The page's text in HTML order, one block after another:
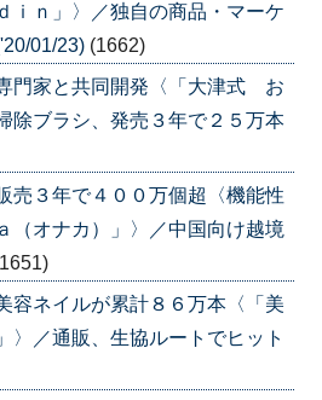
ｎ」〉／独自の商品・マーケ
01/23) (1662)
門家と共同開発〈「大津式 お
除ブラシ、発売３年で２５万本
売３年で４００万個超〈機能性
（オナカ）」〉／中国向け越境
容ネイルが累計８６万本〈「美
〉／通販、生協ルートでヒット